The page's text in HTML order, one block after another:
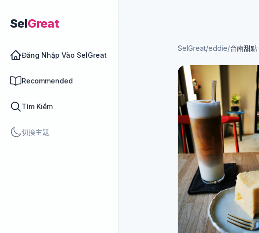
SelGreat
Đăng Nhập Vào SelGreat
Recommended
Tìm Kiếm
切換主題
SelGreat/eddie/台南甜點